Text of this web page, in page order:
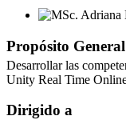
Propósito General
Desarrollar las
Unity Real Time
Dirigido a